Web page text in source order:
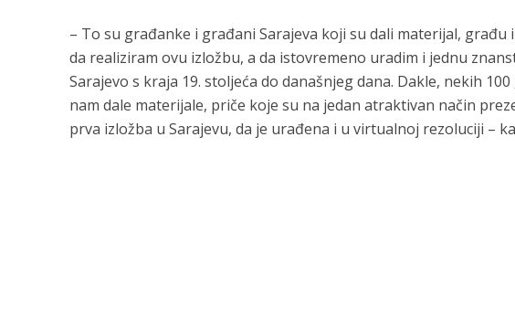
– To su građanke i građani Sarajeva koji su dali materijal,
da realiziram ovu izložbu, a da istovremeno uradim i jednu
Sarajevo s kraja 19. stoljeća do današnjeg dana. Dakle, nekih
nam dale materijale, priče koje su na jedan atraktivan način
prva izložba u Sarajevu, da je urađena i u virtualnoj rezoluciji –